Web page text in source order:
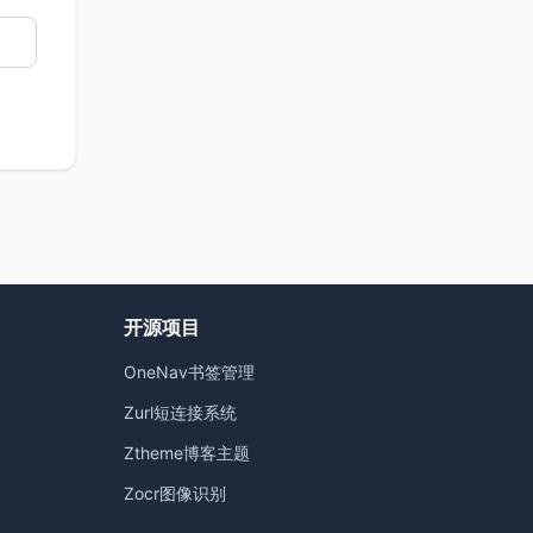
开源项目
OneNav书签管理
Zurl短连接系统
Ztheme博客主题
Zocr图像识别